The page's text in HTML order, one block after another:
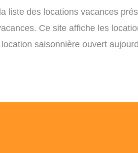
liste des locations vacances
Ce site affiche les
saisonnière ouvert